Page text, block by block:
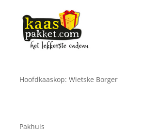
Hoofdkaaskop: Wietske Borger
Pakhuis